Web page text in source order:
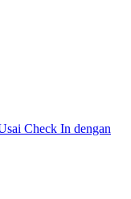
Check In dengan